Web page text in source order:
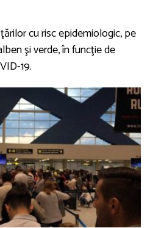
cu risc epidemiologic, pe
şi verde, în funcţie de
19.